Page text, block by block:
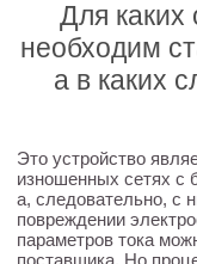
Для каких
необходим
а в каких
Это устройство
изношенных сетях с
а, следовательно, с
повреждении
параметров тока
поставщика. Но